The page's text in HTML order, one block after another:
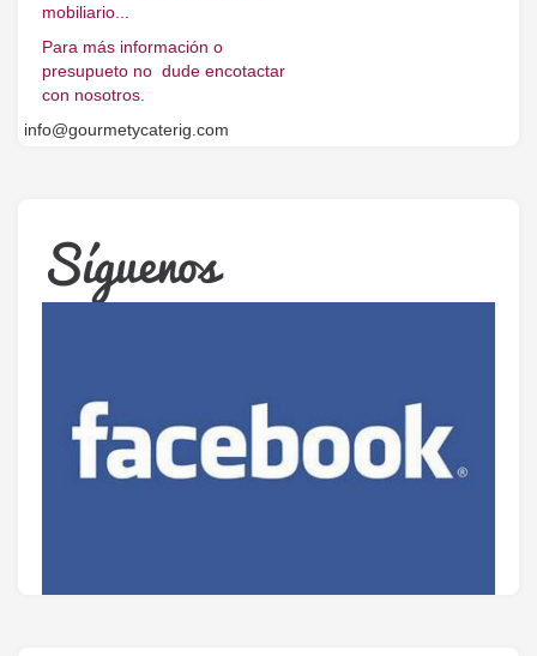
mobiliario...
Para más información o
presupueto no dude encotactar
con nosotros.
info@gourmetycaterig.com
Síguenos